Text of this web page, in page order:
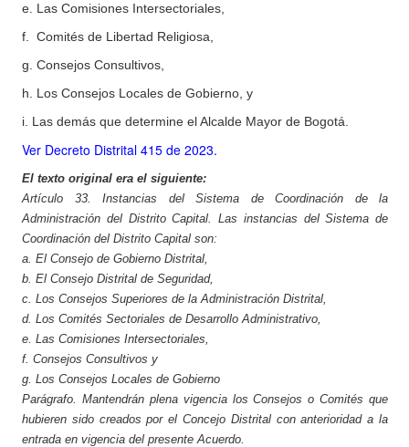
e. Las Comisiones Intersectoriales,
f. Comités de Libertad Religiosa,
g. Consejos Consultivos,
h. Los Consejos Locales de Gobierno, y
i. Las demás que determine el Alcalde Mayor de Bogotá.
Ver Decreto Distrital 415 de 2023.
El texto original era el siguiente:
Artículo 33. Instancias del Sistema de Coordinación de la
Administración del Distrito Capital. Las instancias del Sistema de
Coordinación del Distrito Capital son:
a. El Consejo de Gobierno Distrital,
b. El Consejo Distrital de Seguridad,
c. Los Consejos Superiores de la Administración Distrital,
d. Los Comités Sectoriales de Desarrollo Administrativo,
e. Las Comisiones Intersectoriales,
f. Consejos Consultivos y
g. Los Consejos Locales de Gobierno
Parágrafo. Mantendrán plena vigencia los Consejos o Comités que
hubieren sido creados por el Concejo Distrital con anterioridad a la
entrada en vigencia del presente Acuerdo.